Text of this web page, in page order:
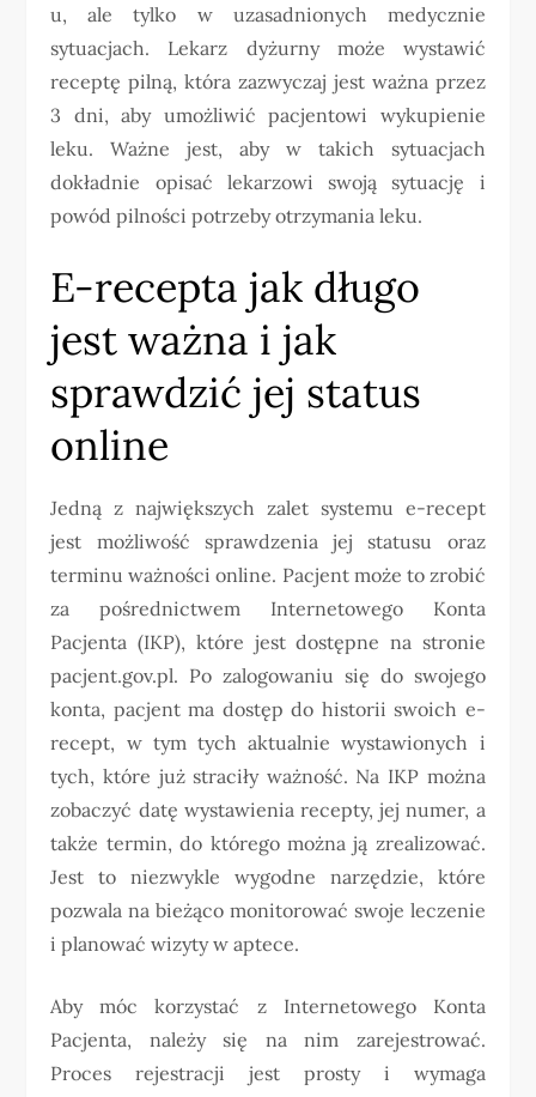
u, ale tylko w uzasadnionych medycznie
sytuacjach. Lekarz dyżurny może wystawić
receptę pilną, która zazwyczaj jest ważna przez
3 dni, aby umożliwić pacjentowi wykupienie
leku. Ważne jest, aby w takich sytuacjach
dokładnie opisać lekarzowi swoją sytuację i
powód pilności potrzeby otrzymania leku.
E-recepta jak długo
jest ważna i jak
sprawdzić jej status
online
Jedną z największych zalet systemu e-recept
jest możliwość sprawdzenia jej statusu oraz
terminu ważności online. Pacjent może to zrobić
za pośrednictwem Internetowego Konta
Pacjenta (IKP), które jest dostępne na stronie
pacjent.gov.pl. Po zalogowaniu się do swojego
konta, pacjent ma dostęp do historii swoich e-
recept, w tym tych aktualnie wystawionych i
tych, które już straciły ważność. Na IKP można
zobaczyć datę wystawienia recepty, jej numer, a
także termin, do którego można ją zrealizować.
Jest to niezwykle wygodne narzędzie, które
pozwala na bieżąco monitorować swoje leczenie
i planować wizyty w aptece.
Aby móc korzystać z Internetowego Konta
Pacjenta, należy się na nim zarejestrować.
Proces rejestracji jest prosty i wymaga